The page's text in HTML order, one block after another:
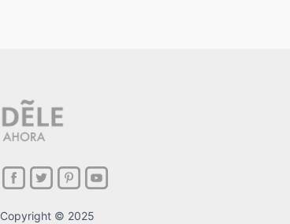
Copyright © 2025